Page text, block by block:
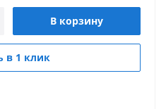
В корзину
в 1 клик